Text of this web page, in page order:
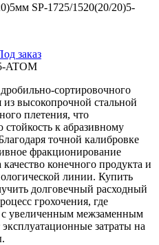
SP-1725/1520(20/20)5-
заказ
ATOM
сортировочного
из высокопрочной стальной
плетения, что
к абразивному
точной калибровке
фракционирование
конечного продукта и
линии. Купить
долговечный расходный
грохочения, где
с увеличенным межзаменным
затраты на